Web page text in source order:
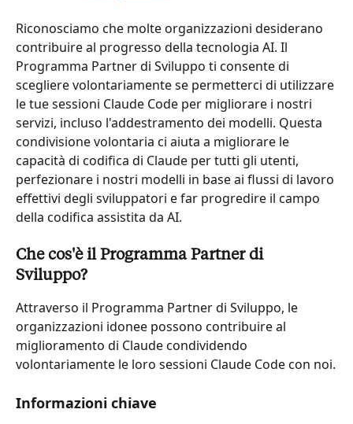
Riconosciamo che molte organizzazioni desiderano
contribuire al progresso della tecnologia AI. Il
Programma Partner di Sviluppo ti consente di
scegliere volontariamente se permetterci di utilizzare
le tue sessioni Claude Code per migliorare i nostri
servizi, incluso l'addestramento dei modelli. Questa
condivisione volontaria ci aiuta a migliorare le
capacità di codifica di Claude per tutti gli utenti,
perfezionare i nostri modelli in base ai flussi di lavoro
effettivi degli sviluppatori e far progredire il campo
della codifica assistita da AI.
Che cos'è il Programma Partner di
Sviluppo?
Attraverso il Programma Partner di Sviluppo, le
organizzazioni idonee possono contribuire al
miglioramento di Claude condividendo
volontariamente le loro sessioni Claude Code con noi.
Informazioni chiave